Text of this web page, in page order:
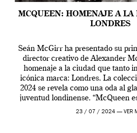
MCQUEEN: HOMENAJE A
LONDRES
Seán McGirr ha presentado su
director creativo de Alexander
homenaje a la ciudad que tanto
icónica marca: Londres. La
2024 se revela como una oda al
juventud londinense. “McQueen
en Londres y siempre
23 / 07 / 2024 — VER